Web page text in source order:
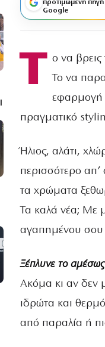
προτιμώμενη πηγή
Google
Τ ο να βρεις
Το να
εφαρμογή
πραγματικό
Ήλιος, αλάτι,
περισσότερο
τα χρώματα
Τα καλά νέα; Με
αγαπημένου
Ξέπλυνε το
Ακόμα κι αν δεν
ιδρώτα και
από παραλία ή